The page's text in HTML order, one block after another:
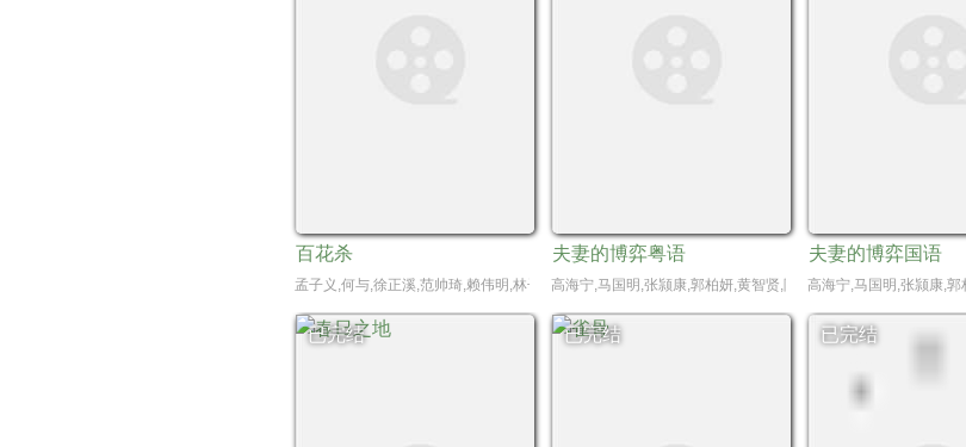
百花杀
孟子义,何与,徐正溪,范帅琦,赖伟明,林子烨,董子凡,叶祖新,孔雪儿,何润东,张耀,张峻宁,高伟光,郑希怡,陈鹤
夫妻的博弈粤语
高海宁,马国明,张颕康,郭柏妍,黄智贤,陈晓华,游嘉欣,何广沛,邓智坚
夫妻的博弈国语
高海宁,马国明,张颕康,
已完结 已完结 已完结